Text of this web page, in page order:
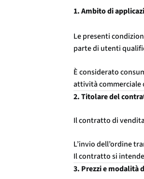
1. Ambito di
Le presenti
parte di utenti
È considerato
attività commerciale
2. Titolare del
Il contratto di
L’invio dell’ordine
Il contratto si
3. Prezzi e modalità